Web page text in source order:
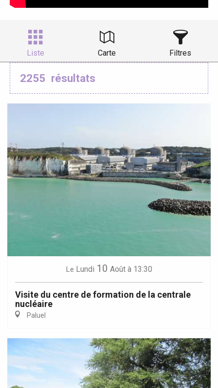
Liste Carte Filtres
2255 résultats
Le Lundi 10 Août à 13:30
Visite du centre de formation de la centrale
nucléaire
Paluel